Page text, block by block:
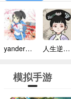
yandere simulator手机版 人生逆袭路免广告
模拟手游